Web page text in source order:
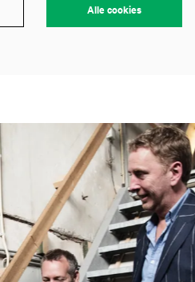
Alle cookies